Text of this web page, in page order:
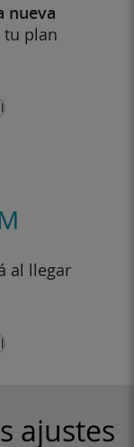
nueva
tu plan
al llegar
ajustes